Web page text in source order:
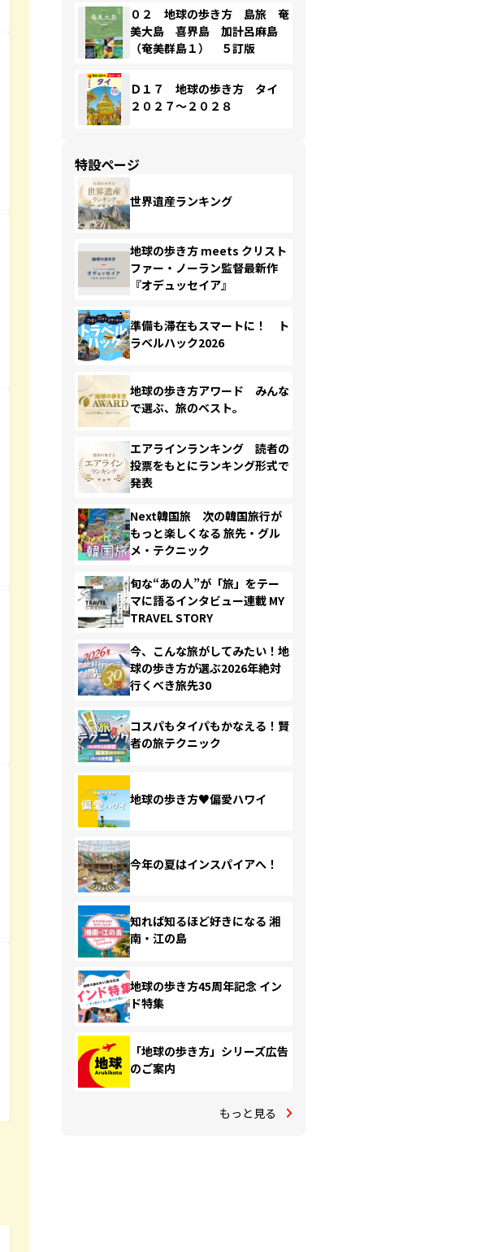
０２ 地球の歩き方 島旅 奄
美大島 喜界島 加計呂麻島
（奄美群島１） ５訂版
Ｄ１７ 地球の歩き方 タイ
２０２７～２０２８
特設ページ
世界遺産ランキング
地球の歩き方 meets クリスト
ファー・ノーラン監督最新作
『オデュッセイア』
準備も滞在もスマートに！ ト
ラベルハック2026
地球の歩き方アワード みんな
で選ぶ、旅のベスト。
エアラインランキング 読者の
投票をもとにランキング形式で
発表
Next韓国旅 次の韓国旅行が
もっと楽しくなる 旅先・グル
メ・テクニック
旬な“あの人”が「旅」をテー
マに語るインタビュー連載 MY
TRAVEL STORY
今、こんな旅がしてみたい！地
球の歩き方が選ぶ2026年絶対
行くべき旅先30
コスパもタイパもかなえる！賢
者の旅テクニック
地球の歩き方♥偏愛ハワイ
今年の夏はインスパイアへ！
知れば知るほど好きになる 湘
南・江の島
地球の歩き方45周年記念 イン
ド特集
「地球の歩き方」シリーズ広告
のご案内
もっと見る